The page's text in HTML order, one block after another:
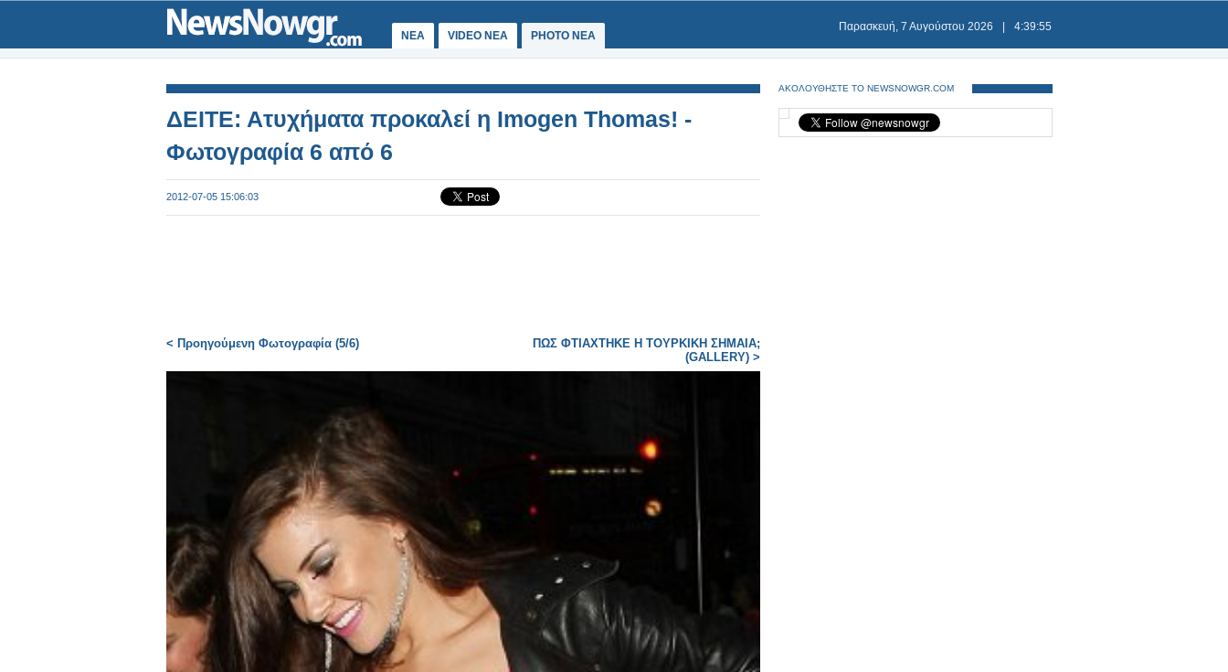
ΝΕΑ VIDEO NEA PHOTO NEA
Παρασκευή, 7 Αυγούστου 2026 4:39:55
ΔΕΙΤΕ: Ατυχήματα προκαλεί η Imogen Thomas! -
Φωτογραφία 6 από 6
2012-07-05 15:06:03
< Προηγούμενη Φωτογραφία (5/6)
ΠΩΣ ΦΤΙΑΧΤΗΚΕ Η ΤΟΥΡΚΙΚΗ ΣΗΜΑΙΑ;
(GALLERY) >
ΑΚΟΛΟΥΘΗΣΤΕ ΤΟ NEWSNOWGR.COM